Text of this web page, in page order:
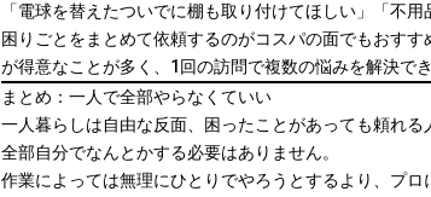
「電球を替えたついでに棚も取り付けてほしい」「不
困りごとをまとめて依頼するのがコスパの面でもおす
が得意なことが多く、1回の訪問で複数の悩みを解決でき
まとめ：一人で全部やらなくていい
一人暮らしは自由な反面、困ったことがあっても頼れ
全部自分でなんとかする必要はありません。
作業によっては無理にひとりでやろうとするより、プ